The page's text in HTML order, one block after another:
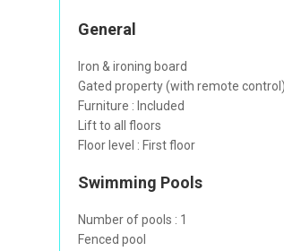
General
Iron & ironing board
Gated property (with remote control)
Furniture : Included
Lift to all floors
Floor level : First floor
Swimming Pools
Number of pools : 1
Fenced pool